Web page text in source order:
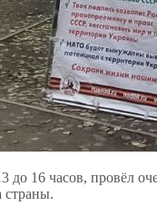
16 часов, провёл
страны.